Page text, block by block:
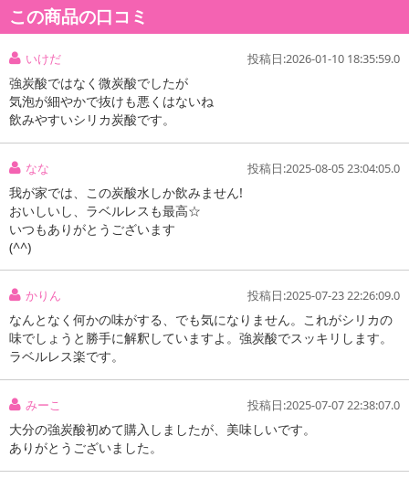
九州・大分県玖珠町（くすまち）から採水したおいしい＆新鮮な天
水に含まれる不純物を取り除き使用しています。
不純物を含まない「純水」は雑味や苦味、酸味がなく、天然水は日
本人の口に合う「軟水」なので癖がなく飲みやすい口当たりです。
女性にはうれしい0キロカロリー、だからいくら飲んでもカロリーゼ
ロ
「炭酸水」はダイエットなどの必須アイテム、「シリカ水」は美容
飲料として健康志向の方たちの間でも注目！！天然シリカ炭酸水で
飲む健康！！
※シリカ含有量は約70mg/L 前後となります。
■シリカ（ケイ素）とは？
健康や美を保つ成分で、皮膚や骨、毛髪、爪、血管、細胞壁など、
人の身体の様々な部位に含まれており、なかでも皮膚への含有量が
一番多いとされています。
※こちらの商品は、ラベルを剥がす手間のいらないノンラベルのEC
Oボトルを採用しています。
※原材料などの記載は外箱に記載しております。
今までは飲んで「はがして」リサイクル。これからは飲んで「その
この商品の口コミ
いけだ 投稿日:2026-01-10 18:35:59.0
強炭酸ではなく微炭酸でしたが
気泡が細やかで抜けも悪くはないね
飲みやすいシリカ炭酸です。
なな 投稿日:2025-08-05 23:04:05.0
我が家では、この炭酸水しか飲みません!
おいしいし、ラベルレスも最高☆
いつもありがとうございます
(^^)
かりん 投稿日:2025-07-23 22:26:09.0
なんとなく何かの味がする、でも気になりません。これがシリカの
味でしょうと勝手に解釈していますよ。強炭酸でスッキリします。
ラベルレス楽です。
みーこ 投稿日:2025-07-07 22:38:07.0
大分の強炭酸初めて購入しましたが、美味しいです。
ありがとうございました。